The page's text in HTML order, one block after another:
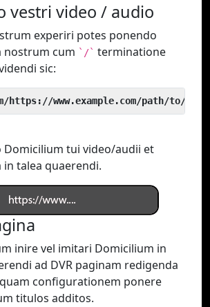
vestri video / audio
experiri potes ponendo
nostrum cum `/` terminatione
sic:
https://www.example.com/path/to/
Domicilium tui video/audii et
talea quaerendi.
inire vel imitari Domicilium in
ad DVR paginam redigenda
configurationem ponere
titulos additos.